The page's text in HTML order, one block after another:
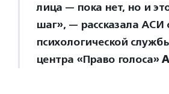
лица — пока нет, но и
шаг», — рассказала АСИ
психологической
центра «Право голоса»